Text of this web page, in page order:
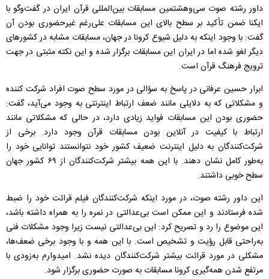
داور رشته صوت سی‌و‌هشتمین مسابقات بین‌المللی قرآن ایران در گفت‌وگو با
ایکنا ضمن تأکید بر سطح بالای این مسابقات علی‌رغم غیرحضوری بودن آن
گفت: با وجود اینکه به دلیل شیوع کرونا در جهان، مسابقات مشابه‌ در کشورهای
دیگر لغو شده اما در ایران این مسابقات برگزار شده و این نکته مثبتی در جهت
ترویج فرهنگ قرآن است.
ابرار حسین عرفانی در پاسخ به سؤالی در مورد سطح صوت افراد شرکت کننده
و مشکلاتی که به دلایلی مانند ضعف ارتباط اینترنتی به وجود می‌آید، گفت:
حضوری بودن این مسابقات فواید زیادی دارد، در حالی که مشکلاتی مانند
ارتباط با کیفیت در آنلاین بودن مسابقات قرآن وجود دارد. برخی از
شرکت‌کنندگان به دلیل اینترنت ضعیف کشور خود نتوانستند توانایی خود را
به‌طور کامل نشان دهند. با این همه بیشتر شرکت‌کنندگان از ۶۹ کشور جهان
سطح خوبی داشتند.
این داور رشته صوت، در مورد اینکه شرکت‌کنندگان فیلم قرائت خود را ضبط
شده فرستادند و این ممکن است بی‌عدالتی در نمره را به همراه داشته باشد،
این موضوع را رد و تصریح کرد: این بی‌عدالتی نیست زیرا وجود مشکلات فنی
به‌راحتی قابل رؤیت و تشخیص است. با این همه و با وجود برخی ضعف‌ها،
مشکلی در مورد قرائت بیشتر شرکت‌کنندگان دیده نشد. امیدوارم به‌زودی با
مرتفع شدن همه‌گیری کرونا مسابقات به صورت حضوری برگزار شود.